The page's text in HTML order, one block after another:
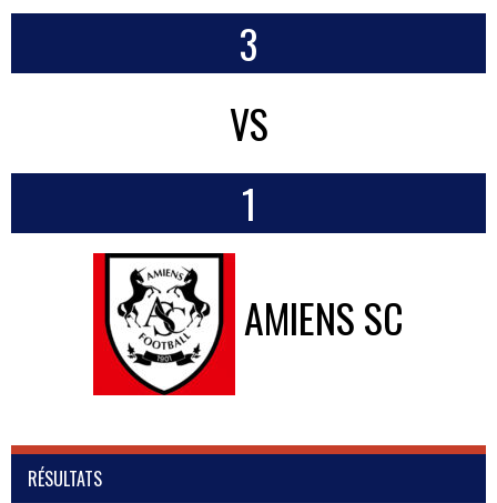
3
VS
1
AMIENS SC
RÉSULTATS